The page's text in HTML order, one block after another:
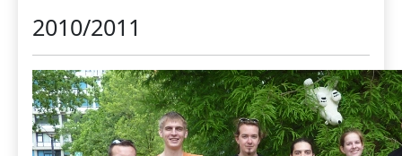
2010/2011